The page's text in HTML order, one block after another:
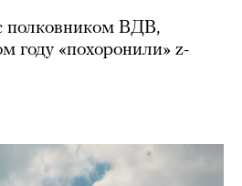
полковником ВДВ,
году «похоронили» z-